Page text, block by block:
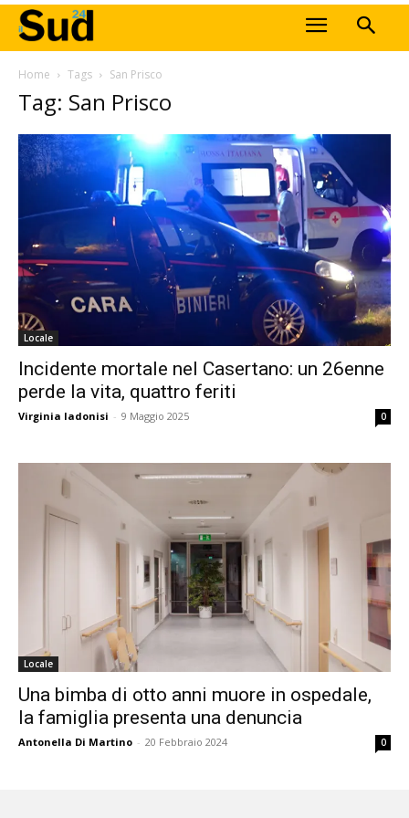
Home Tags San Prisco
Tag: San Prisco
Locale
Incidente mortale nel Casertano: un 26enne
perde la vita, quattro feriti
Virginia Iadonisi - 9 Maggio 2025 0
Locale
Una bimba di otto anni muore in ospedale,
la famiglia presenta una denuncia
Antonella Di Martino - 20 Febbraio 2024 0